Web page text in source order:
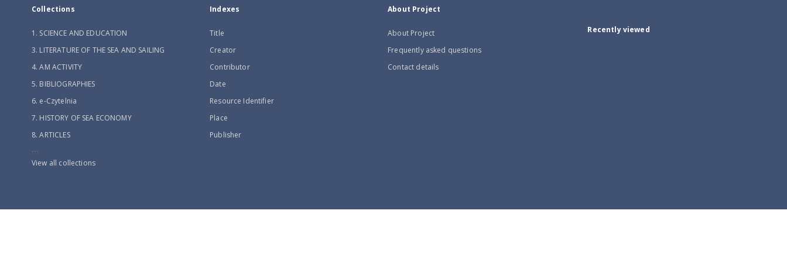
Collections
1. SCIENCE AND EDUCATION
3. LITERATURE OF THE SEA AND SAILING
4. AM ACTIVITY
5. BIBLIOGRAPHIES
6. e-Czytelnia
7. HISTORY OF SEA ECONOMY
8. ARTICLES
...
View all collections
Indexes
Title
Creator
Contributor
Date
Resource Identifier
Place
Publisher
About Project
About Project
Frequently asked questions
Contact details
Recently viewed